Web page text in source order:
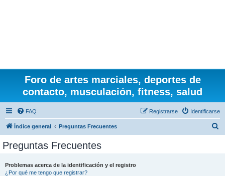
Foro de artes marciales, deportes de
contacto, musculación, fitness, salud
FAQ Identificarse
Registrarse
Índice general Preguntas Frecuentes
Preguntas Frecuentes
Problemas acerca de la identificación y el registro
¿Por qué me tengo que registrar?